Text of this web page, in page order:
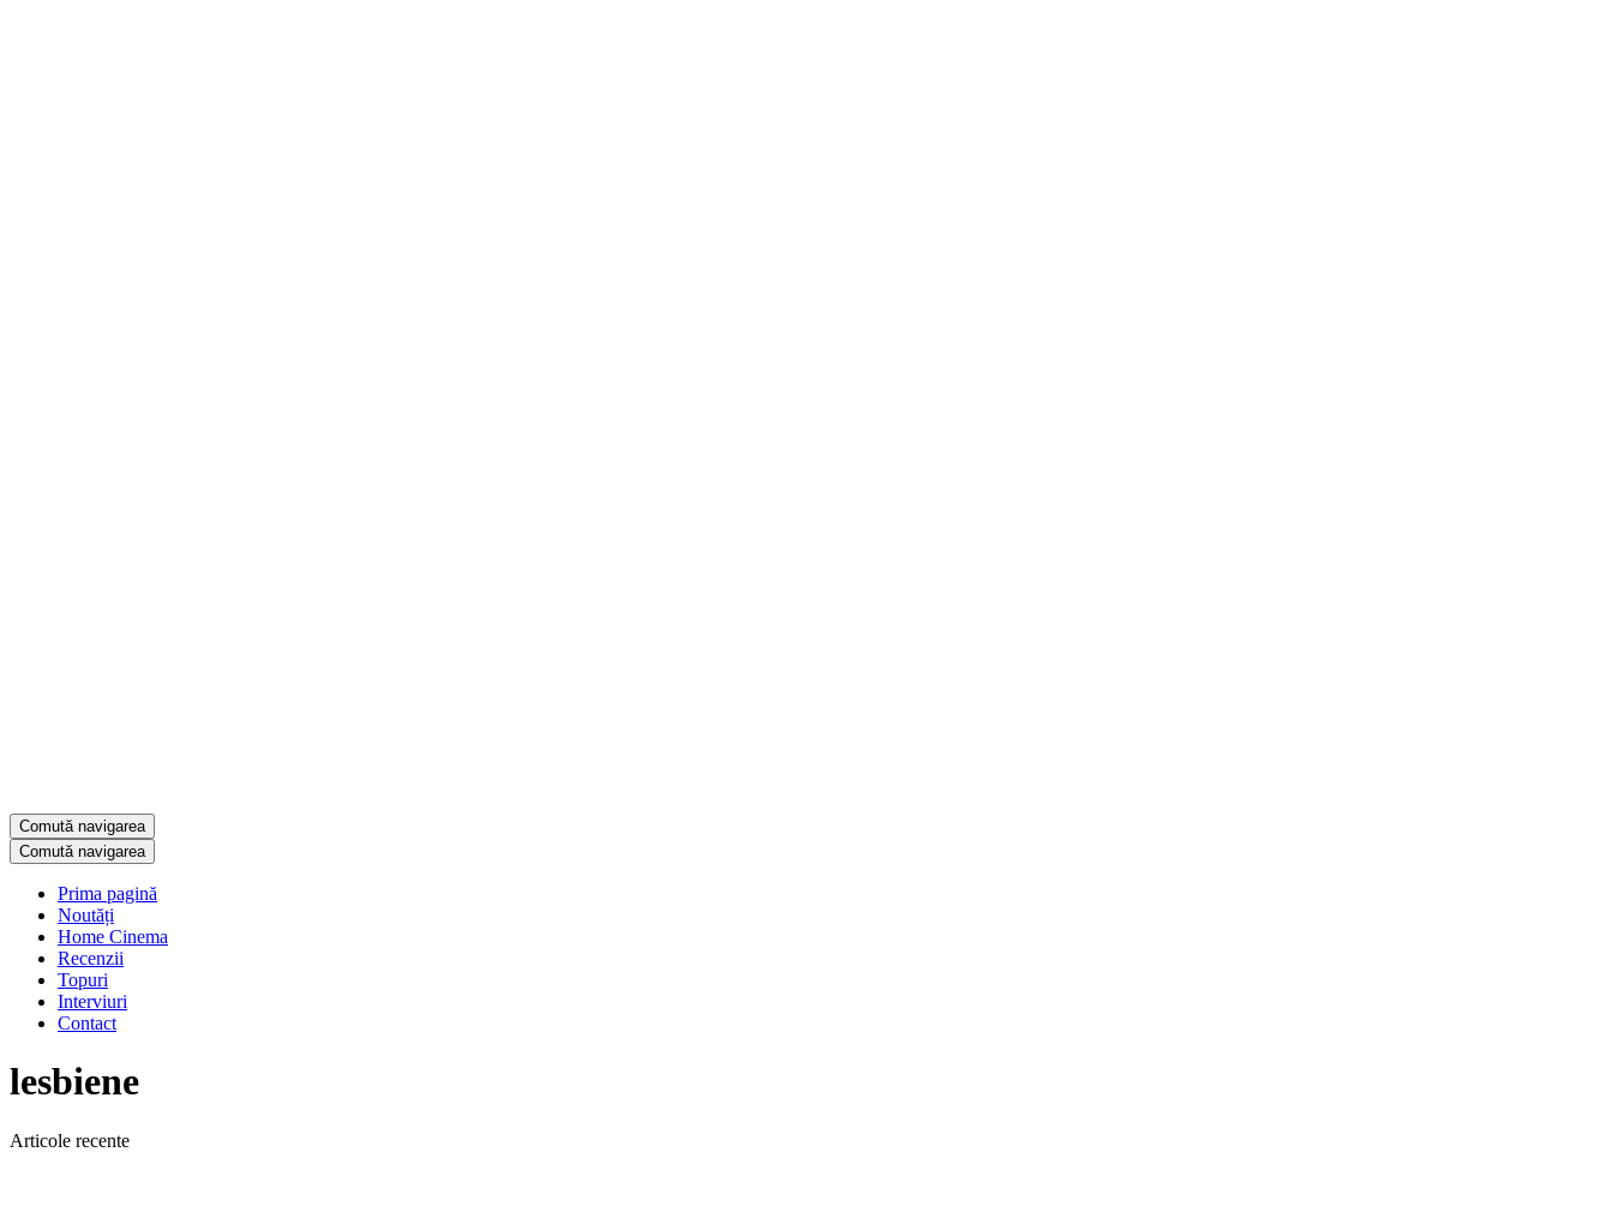
Comută navigarea
Comută navigarea
Prima pagină
Noutăți
Home Cinema
Recenzii
Topuri
Interviuri
Contact
lesbiene
Articole recente